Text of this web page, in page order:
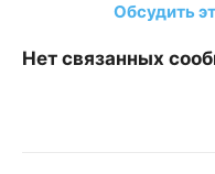
Обсудить
Нет связанных